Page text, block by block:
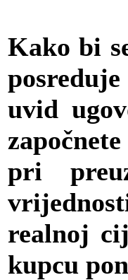
Kako bi
uvid
pri
realnoj
kupcu